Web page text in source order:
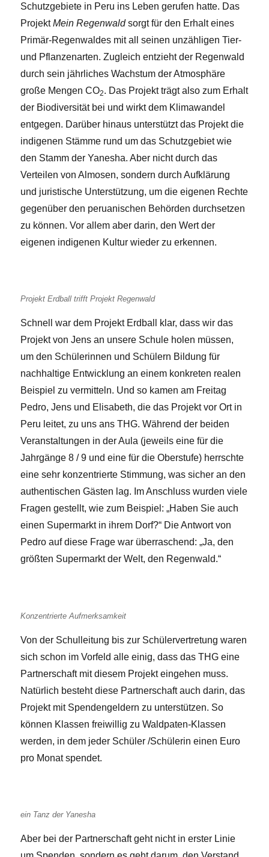
Schutzgebiete in Peru ins Leben gerufen hatte. Das
ProjektMein Regenwaldsorgt für den Erhalt eines
Primär-Regenwaldes mit all seinen unzähligen Tier-
und Pflanzenarten. Zugleich entzieht der Regenwald
durch sein jährliches Wachstum der Atmosphäre
große Mengen CO2. Das Projekt trägt also zum Erhalt
der Biodiversität bei und wirkt dem Klimawandel
entgegen. Darüber hinaus unterstützt das Projekt die
indigenen Stämme rund um das Schutzgebiet wie
den Stamm der Yanesha. Aber nicht durch das
Verteilen von Almosen, sondern durch Aufklärung
und juristische Unterstützung, um die eigenen Rechte
gegenüber den peruanischen Behörden durchsetzen
zu können. Vor allem aber darin, den Wert der
eigenen indigenen Kultur wieder zu erkennen.
Projekt Erdball trifft Projekt Regenwald
Schnell war dem Projekt Erdball klar, dass wir das
Projekt von Jens an unsere Schule holen müssen,
um den Schülerinnen und Schülern Bildung für
nachhaltige Entwicklung an einem konkreten realen
Beispiel zu vermitteln. Und so kamen am Freitag
Pedro, Jens und Elisabeth, die das Projekt vor Ort in
Peru leitet, zu uns ans THG. Während der beiden
Veranstaltungen in der Aula (jeweils eine für die
Jahrgänge 8 / 9 und eine für die Oberstufe) herrschte
eine sehr konzentrierte Stimmung, was sicher an den
authentischen Gästen lag. Im Anschluss wurden viele
Fragen gestellt, wie zum Beispiel: „Haben Sie auch
einen Supermarkt in ihrem Dorf?“ Die Antwort von
Pedro auf diese Frage war überraschend: „Ja, den
größten Supermarkt der Welt, den Regenwald.“
Konzentrierte Aufmerksamkeit
Von der Schulleitung bis zur Schülervertretung waren
sich schon im Vorfeld alle einig, dass das THG eine
Partnerschaft mit diesem Projekt eingehen muss.
Natürlich besteht diese Partnerschaft auch darin, das
Projekt mit Spendengeldern zu unterstützen. So
können Klassen freiwillig zu Waldpaten-Klassen
werden, in dem jeder Schüler /Schülerin einen Euro
pro Monat spendet.
ein Tanz der Yanesha
Aber bei der Partnerschaft geht nicht in erster Linie